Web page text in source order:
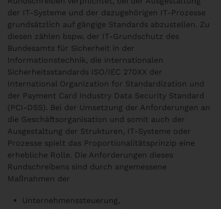
der IT-Systeme und der dazugehörigen IT-Prozesse
grundsätzlich auf gängige Standards abzustellen. Zu
diesen zählen bspw. der IT-Grundschutz des
Bundesamts für Sicherheit in der
Informationstechnik, die internationalen
Sicherheitsstandards ISO/IEC 270XX der
International Organization for Standardization und
der Payment Card Industry Data Security Standard
(PCI-DSS). Bei der Umsetzung der Anforderungen an
die Geschäftsorganisation und somit auch der
Ausgestaltung der Strukturen, IT-Systeme oder
Prozesse spielt das Proportionalitätsprinzip eine
erhebliche Rolle. Die Anforderungen dieses
Rundschreibens sind durch angemessene
Maßnahmen der
Unternehmenssteuerung,